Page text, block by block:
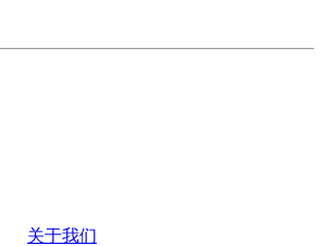
关于我们